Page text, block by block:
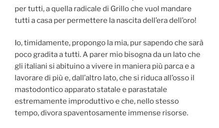
per tutti, a quella radicale di Grillo che vuol mandare
tutti a casa per permettere la nascita dell’era dell’oro!
Io, timidamente, propongo la mia, pur sapendo che sarà
poco gradita a tutti. A parer mio bisogna da un lato che
gli italiani si abituino a vivere in maniera più parca e a
lavorare di più e, dall’altro lato, che si riduca all’osso il
mastodontico apparato statale e parastatale
estremamente improduttivo e che, nello stesso
tempo, divora spaventosamente immense risorse.